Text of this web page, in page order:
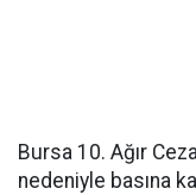
Bursa 10. Ağır
nedeniyle basına